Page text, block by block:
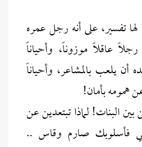
تفسير، على أنه رجل عمره
رجلاً عاقلاً موزوناً، وأحياناً
يلعب بالمشاعر، وأحياناً
همومه بأمان!
البنات! لماذا تبتعدين عن
فأسلوبك صارم وقاس ..